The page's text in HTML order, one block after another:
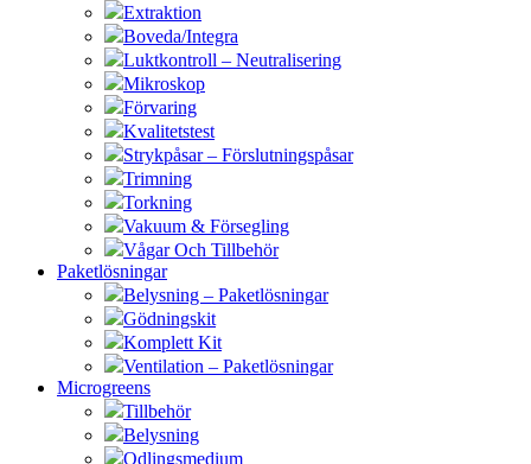
Extraktion
Boveda/Integra
Luktkontroll – Neutralisering
Mikroskop
Förvaring
Kvalitetstest
Strykpåsar – Förslutningspåsar
Trimning
Torkning
Vakuum & Försegling
Vågar Och Tillbehör
Paketlösningar
Belysning – Paketlösningar
Gödningskit
Komplett Kit
Ventilation – Paketlösningar
Microgreens
Tillbehör
Belysning
Odlingsmedium